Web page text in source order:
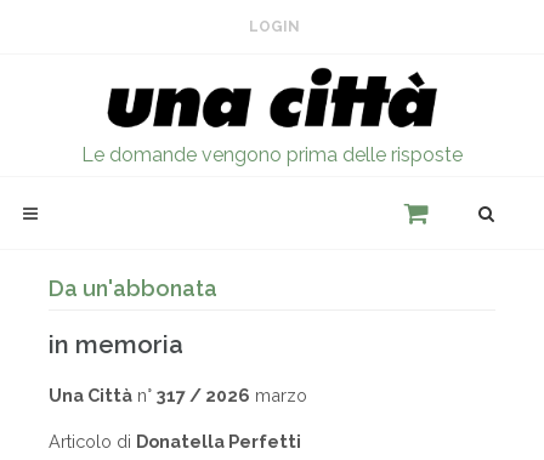
LOGIN
Le domande vengono prima delle risposte
Da un'abbonata
in memoria
Una Città n° 317 / 2026 marzo
Articolo di Donatella Perfetti